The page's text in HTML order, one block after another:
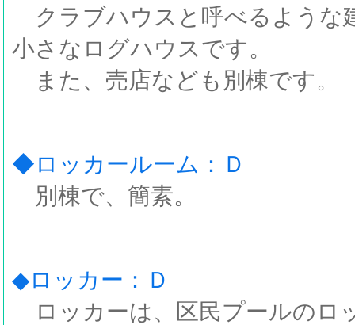
クラブハウスと呼べるような
小さなログハウスです。
また、売店なども別棟です。
◆ロッカールーム：Ｄ
別棟で、簡素。
◆ロッカー：Ｄ
ロッカーは、区民プールのロ